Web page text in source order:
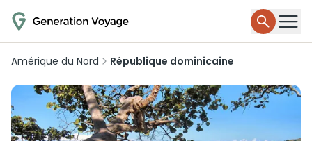
Amérique du Nord République dominicaine